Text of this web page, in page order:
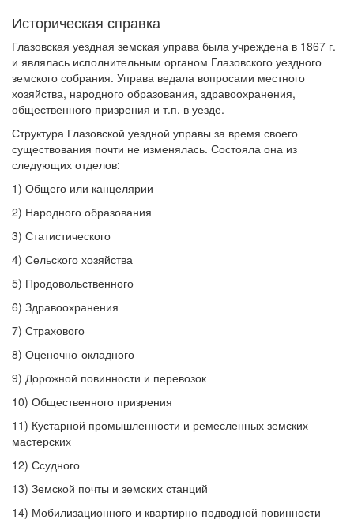
Историческая справка
Глазовская уездная земская управа была учреждена в 1867 г.
и являлась исполнительным органом Глазовского уездного
земского собрания. Управа ведала вопросами местного
хозяйства, народного образования, здравоохранения,
общественного призрения и т.п. в уезде.
Структура Глазовской уездной управы за время своего
существования почти не изменялась. Состояла она из
следующих отделов:
1) Общего или канцелярии
2) Народного образования
3) Статистического
4) Сельского хозяйства
5) Продовольственного
6) Здравоохранения
7) Страхового
8) Оценочно-окладного
9) Дорожной повинности и перевозок
10) Общественного призрения
11) Кустарной промышленности и ремесленных земских
мастерских
12) Ссудного
13) Земской почты и земских станций
14) Мобилизационного и квартирно-подводной повинности